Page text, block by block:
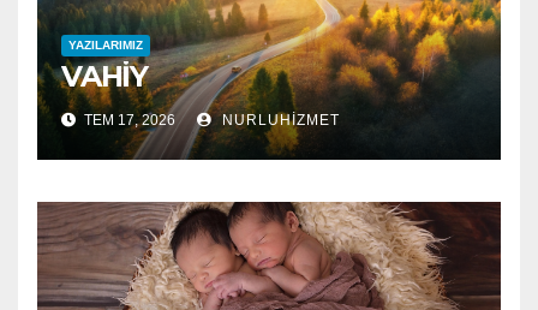
YAZILARIMIZ
VAHİY
TEM 17, 2026 NURLUHIZMET